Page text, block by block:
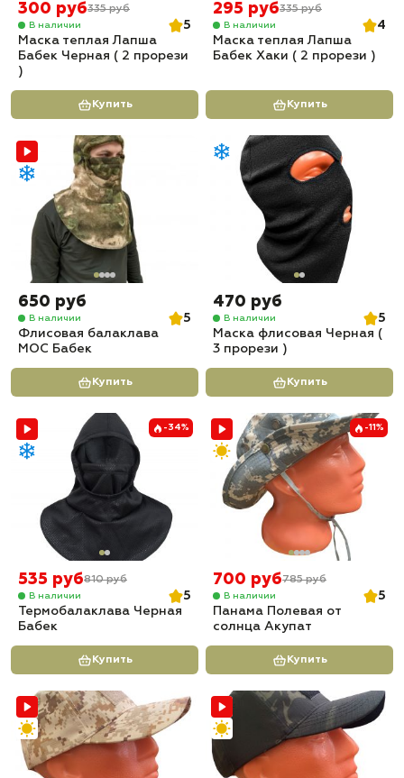
300 руб335 руб
В наличии
5
Маска теплая Лапша
Бабек Черная ( 2 прорези
)
Купить
295 руб335 руб
В наличии
4
Маска теплая Лапша
Бабек Хаки ( 2 прорези )
Купить
650 руб
В наличии
5
Флисовая балаклава
МОС Бабек
Купить
470 руб
В наличии
5
Маска флисовая Черная (
3 прорези )
Купить
-34%
535 руб810 руб
В наличии
5
Термобалаклава Черная
Бабек
Купить
-11%
700 руб785 руб
В наличии
5
Панама Полевая от
солнца Акупат
Купить